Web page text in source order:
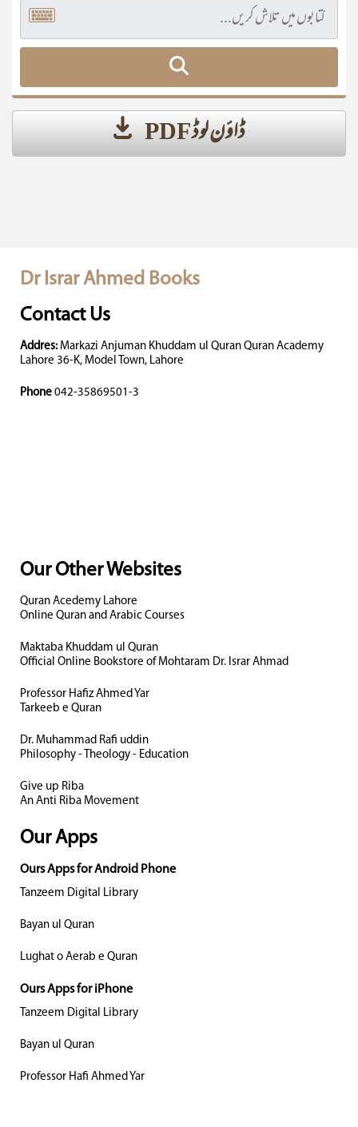
ڈاؤن لوڈ PDF
Dr Israr Ahmed Books
Contact Us
Addres: Markazi Anjuman Khuddam ul Quran Quran Academy
Lahore 36-K, Model Town, Lahore
Phone 042-35869501-3
Our Other Websites
Quran Acedemy Lahore
Online Quran and Arabic Courses
Maktaba Khuddam ul Quran
Official Online Bookstore of Mohtaram Dr. Israr Ahmad
Professor Hafiz Ahmed Yar
Tarkeeb e Quran
Dr. Muhammad Rafi uddin
Philosophy - Theology - Education
Give up Riba
An Anti Riba Movement
Our Apps
Ours Apps for Android Phone
Tanzeem Digital Library
Bayan ul Quran
Lughat o Aerab e Quran
Ours Apps for iPhone
Tanzeem Digital Library
Bayan ul Quran
Professor Hafi Ahmed Yar